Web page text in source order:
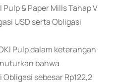
& Paper Mills Tahap V
USD serta Obligasi
Pulp dalam keterangan
bahwa
sebesar Rp122,2